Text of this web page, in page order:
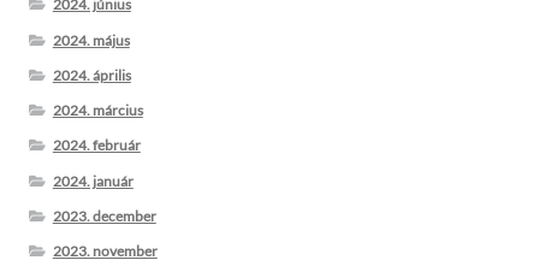
2024. június
2024. május
2024. április
2024. március
2024. február
2024. január
2023. december
2023. november